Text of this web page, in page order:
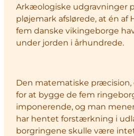
Arkæologiske udgravninger
pløjemark afslørede, at én af
fem danske vikingeborge
under jorden i århundrede.
Den matematiske præcision,
for at bygge de fem
imponerende, og man
har hentet forstærkning i
borgringene skulle være